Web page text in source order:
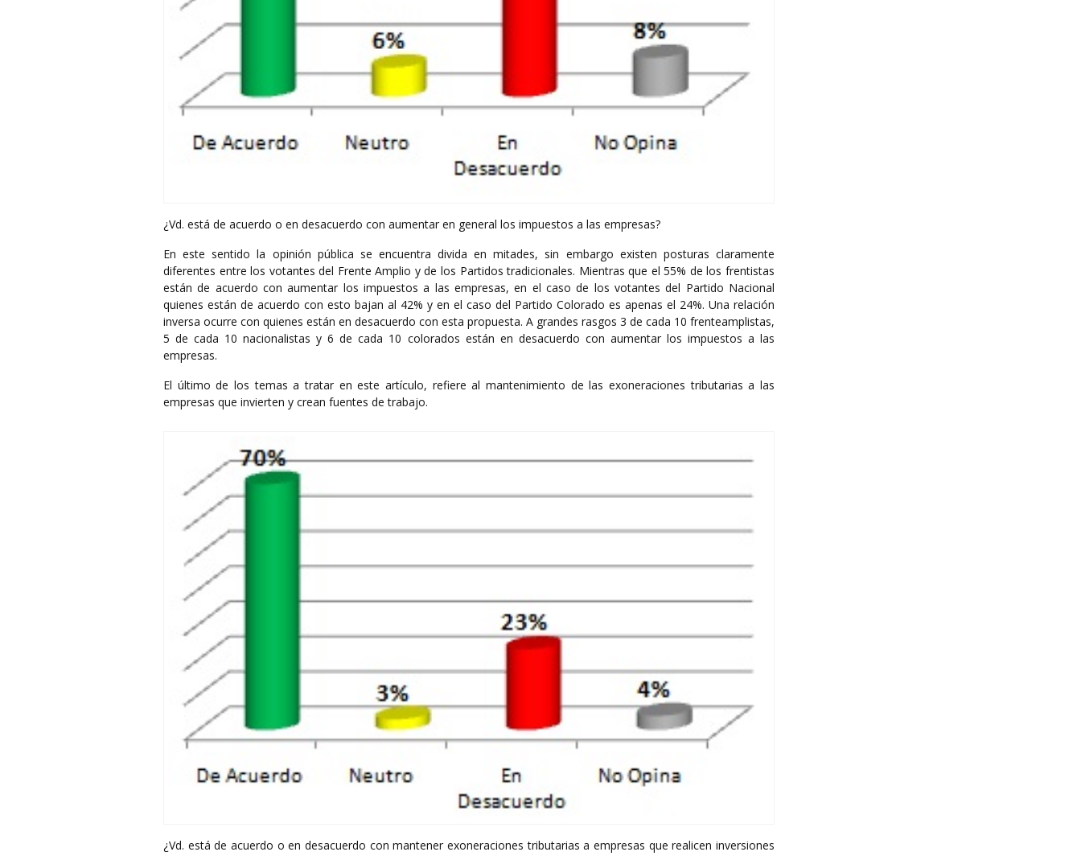
¿Vd. está de acuerdo o en desacuerdo con aumentar en general los impuestos a las empresas?
En este sentido la opinión pública se encuentra divida en mitades, sin embargo existen posturas claramente
diferentes entre los votantes del Frente Amplio y de los Partidos tradicionales. Mientras que el 55% de los frentistas
están de acuerdo con aumentar los impuestos a las empresas, en el caso de los votantes del Partido Nacional
quienes están de acuerdo con esto bajan al 42% y en el caso del Partido Colorado es apenas el 24%. Una relación
inversa ocurre con quienes están en desacuerdo con esta propuesta. A grandes rasgos 3 de cada 10 frenteamplistas,
5 de cada 10 nacionalistas y 6 de cada 10 colorados están en desacuerdo con aumentar los impuestos a las
empresas.
El último de los temas a tratar en este artículo, refiere al mantenimiento de las exoneraciones tributarias a las
empresas que invierten y crean fuentes de trabajo.
¿Vd. está de acuerdo o en desacuerdo con mantener exoneraciones tributarias a empresas que realicen inversiones